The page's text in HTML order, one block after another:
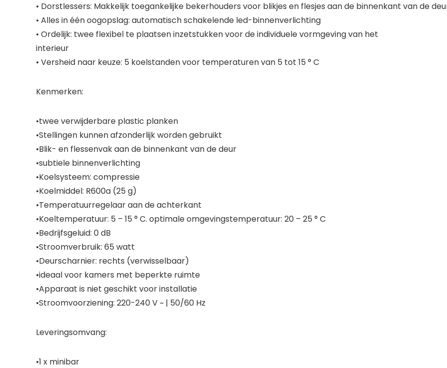
• Dorstlessers: Makkelijk toegankelijke bekerhouders voor blikjes en flesjes aan de binnenkant van de
• Alles in één oogopslag: automatisch schakelende led-binnenverlichting
• Ordelijk: twee flexibel te plaatsen inzetstukken voor de individuele vormgeving van het
interieur
• Versheid naar keuze: 5 koelstanden voor temperaturen van 5 tot 15 ° C
Kenmerken:
•twee verwijderbare plastic planken
•Stellingen kunnen afzonderlijk worden gebruikt
•Blik- en flessenvak aan de binnenkant van de deur
•subtiele binnenverlichting
•Koelsysteem: compressie
•Koelmiddel: R600a (25 g)
•Temperatuurregelaar aan de achterkant
•Koeltemperatuur: 5 – 15 ° C. optimale omgevingstemperatuur: 20 – 25 ° C
•Bedrijfsgeluid: 0 dB
•Stroomverbruik: 65 watt
•Deurscharnier: rechts (verwisselbaar)
•ideaal voor kamers met beperkte ruimte
•Apparaat is niet geschikt voor installatie
•Stroomvoorziening: 220-240 V ~ | 50/60 Hz
Leveringsomvang:
•1 x minibar